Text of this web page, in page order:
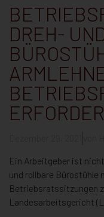
DREH-
Ein Arbeitgeber ist
und rollbare Bürostühle
Betriebsratssitzungen
Landesarbeitsgericht